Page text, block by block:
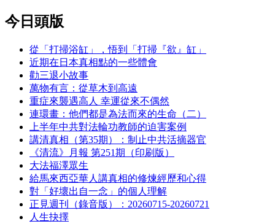
今日頭版
從「打掃浴缸」，悟到「打掃『欲』缸」
近期在日本真相點的一些體會
勸三退小故事
萬物有言：從草木到高遠
重症來襲遇高人 幸運從來不偶然
連環畫：他們都是為法而來的生命（二）
上半年中共對法輪功教師的迫害案例
講清真相（第35期）：制止中共活摘器官
《清流》月報 第251期（印刷版）
大法福澤眾生
給馬來西亞華人講真相的修煉經歷和心得
對「好壞出自一念」的個人理解
正見週刊（錄音版）：20260715-20260721
人生抉擇